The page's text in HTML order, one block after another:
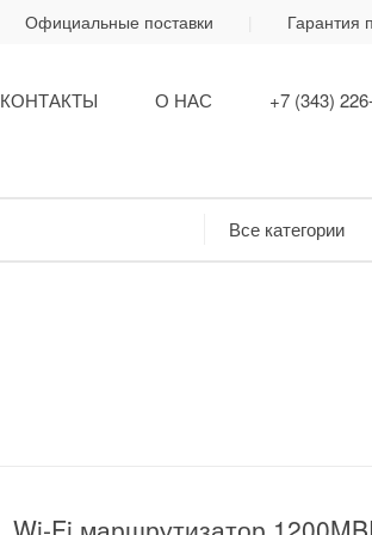
Официальные поставки Гарантия
КОНТАКТЫ О НАС +7 (343)